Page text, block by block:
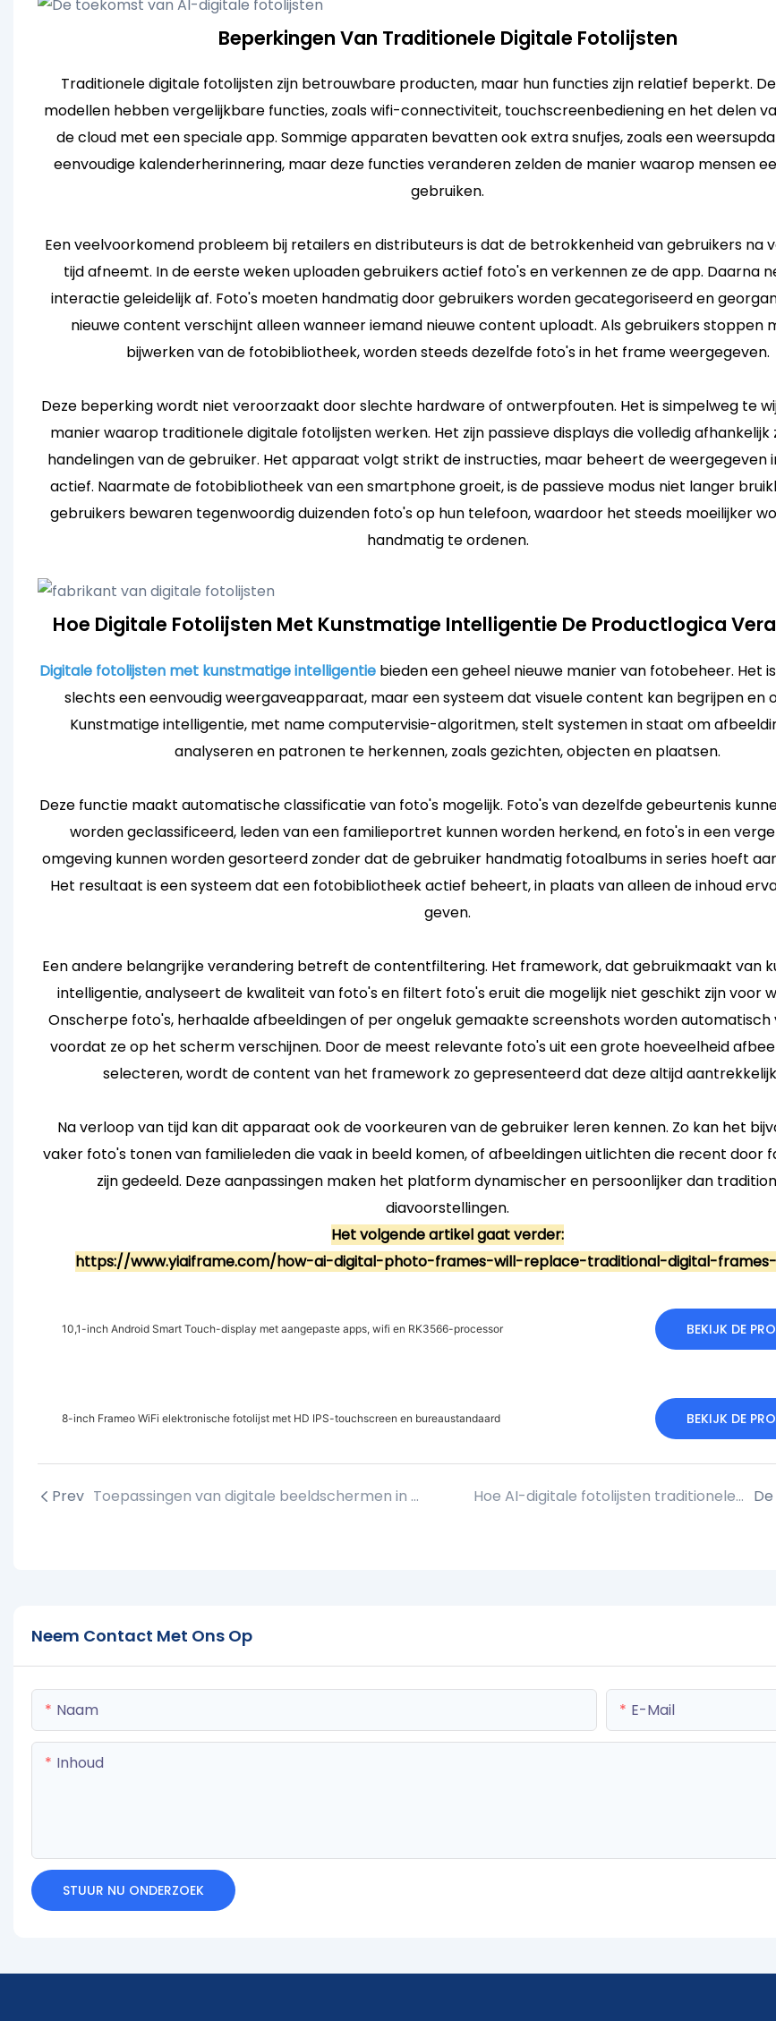
Beperkingen Van Traditionele Digitale Fotolijsten
Traditionele digitale fotolijsten zijn betrouwbare producten, maar hun functies zijn relatief beperkt.
modellen hebben vergelijkbare functies, zoals wifi-connectiviteit, touchscreenbediening en het delen
de cloud met een speciale app. Sommige apparaten bevatten ook extra snufjes, zoals een
eenvoudige kalenderherinnering, maar deze functies veranderen zelden de manier waarop mensen
gebruiken.
Een veelvoorkomend probleem bij retailers en distributeurs is dat de betrokkenheid van gebruikers na
tijd afneemt. In de eerste weken uploaden gebruikers actief foto's en verkennen ze de app. Daarna
interactie geleidelijk af. Foto's moeten handmatig door gebruikers worden gecategoriseerd en
nieuwe content verschijnt alleen wanneer iemand nieuwe content uploadt. Als gebruikers stoppen
bijwerken van de fotobibliotheek, worden steeds dezelfde foto's in het frame weergegeven.
Deze beperking wordt niet veroorzaakt door slechte hardware of ontwerpfouten. Het is simpelweg te
manier waarop traditionele digitale fotolijsten werken. Het zijn passieve displays die volledig afhankelijk
handelingen van de gebruiker. Het apparaat volgt strikt de instructies, maar beheert de weergegeven
actief. Naarmate de fotobibliotheek van een smartphone groeit, is de passieve modus niet langer
gebruikers bewaren tegenwoordig duizenden foto's op hun telefoon, waardoor het steeds moeilijker
handmatig te ordenen.
Hoe Digitale Fotolijsten Met Kunstmatige Intelligentie De Productlogica
Digitale fotolijsten met kunstmatige intelligentie bieden een geheel nieuwe manier van fotobeheer. Het
slechts een eenvoudig weergaveapparaat, maar een systeem dat visuele content kan begrijpen en
Kunstmatige intelligentie, met name computervisie-algoritmen, stelt systemen in staat om
analyseren en patronen te herkennen, zoals gezichten, objecten en plaatsen.
Deze functie maakt automatische classificatie van foto's mogelijk. Foto's van dezelfde gebeurtenis
worden geclassificeerd, leden van een familieportret kunnen worden herkend, en foto's in een
omgeving kunnen worden gesorteerd zonder dat de gebruiker handmatig fotoalbums in series hoeft
Het resultaat is een systeem dat een fotobibliotheek actief beheert, in plaats van alleen de inhoud
geven.
Een andere belangrijke verandering betreft de contentfiltering. Het framework, dat gebruikmaakt van
intelligentie, analyseert de kwaliteit van foto's en filtert foto's eruit die mogelijk niet geschikt zijn voor
Onscherpe foto's, herhaalde afbeeldingen of per ongeluk gemaakte screenshots worden automatisch
voordat ze op het scherm verschijnen. Door de meest relevante foto's uit een grote hoeveelheid
selecteren, wordt de content van het framework zo gepresenteerd dat deze altijd aantrekkelijk
Na verloop van tijd kan dit apparaat ook de voorkeuren van de gebruiker leren kennen. Zo kan het
vaker foto's tonen van familieleden die vaak in beeld komen, of afbeeldingen uitlichten die recent door
zijn gedeeld. Deze aanpassingen maken het platform dynamischer en persoonlijker dan
diavoorstellingen.
Het volgende artikel gaat verder:
https://www.yiaiframe.com/how-ai-digital-photo-frames-will-replace-traditional-digital-
10,1-inch Android Smart Touch-display met aangepaste apps, wifi en RK3566-processor BEKIJK DE
8-inch Frameo WiFi elektronische fotolijst met HD IPS-touchscreen en bureaustandaard BEKIJK DE
Prev Toepassingen van digitale beeldschermen in diverse sectoren: een B2B-perspectief Hoe AI-digitale fotolijsten traditionele digitale fotolijsten zullen vervangen(2)
Neem Contact Met Ons Op
Naam E-Mail
Inhoud
STUUR NU ONDERZOEK